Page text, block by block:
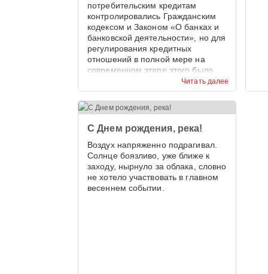
Читать далее
потребительским кредитам
контролировались Гражданским
кодексом и Законом «О банках и
банковской деятельности», но для
регулирования кредитных
отношений в полной мере на
современном этапе этого было
С Днем рождения, река!
Воздух напряженно подрагивал.
Солнце боязливо, уже ближе к
заходу, нырнуло за облака, словно
не хотело участвовать в главном
весеннем событии.